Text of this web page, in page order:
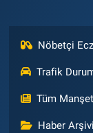
Nöbetçi
Trafik
Tüm
Haber Arşivi